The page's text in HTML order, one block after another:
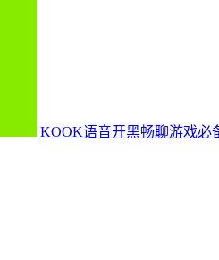
KOOK语音开黑畅聊游戏必